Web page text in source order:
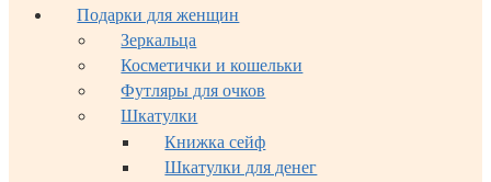
Подарки для женщин
Зеркальца
Косметички и кошельки
Футляры для очков
Шкатулки
Книжка сейф
Шкатулки для денег